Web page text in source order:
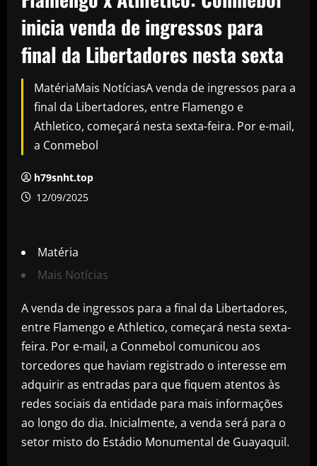
inicia venda de ingressos para
final da Libertadores nesta sexta
MatériaMais NotíciasA venda de ingressos para a
final da Libertadores, entre Flamengo e
Athletico, começará nesta sexta-feira. Por e-mail,
a Conmebol
h79snht.top
12/09/2025
Matéria
Mais Notícias
A venda de ingressos para a final da Libertadores,
entre Flamengo e Athletico, começará nesta sexta-
feira. Por e-mail, a Conmebol comunicou aos
torcedores que haviam registrado o interesse em
adquirir as entradas para que fiquem atentos às
redes sociais da entidade para mais informações
ao longo do dia. Inicialmente, a venda será para o
setor misto do Estádio Monumental de Guayaquil.